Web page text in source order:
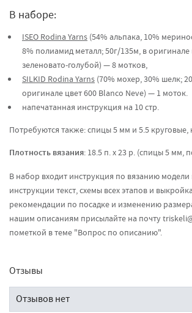
В наборе:
ISEO Rodina Yarns (54% альпака, 10%
8% полиамид металл; 50г/135м, в оригинале
зеленовато-голубой) — 8 мотков,
SILKID Rodina Yarns (70% мохер, 30% шелк;
оригинале цвет 600 Blanco Neve) — 1 моток.
напечатанная инструкция на 10 стр.
Потребуются также: спицы 5 мм и 5.5
Плотность вязания: 18.5 п. х 23 р. (спицы 5 мм,
В набор входит инструкция по вязанию модели
инструкции текст, схемы всех этапов и
рекомендации по посадке и изменению
нашим описаниям присылайте на почту
пометкой в теме "Вопрос по описанию".
Отзывы
Отзывов нет